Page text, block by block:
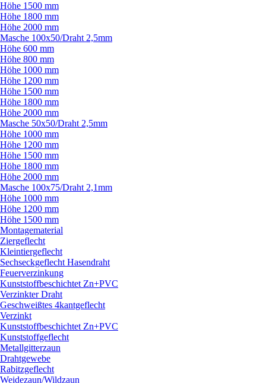
Höhe 1500 mm
Höhe 1800 mm
Höhe 2000 mm
Masche 100x50/Draht 2,5mm
Höhe 600 mm
Höhe 800 mm
Höhe 1000 mm
Höhe 1200 mm
Höhe 1500 mm
Höhe 1800 mm
Höhe 2000 mm
Masche 50x50/Draht 2,5mm
Höhe 1000 mm
Höhe 1200 mm
Höhe 1500 mm
Höhe 1800 mm
Höhe 2000 mm
Masche 100x75/Draht 2,1mm
Höhe 1000 mm
Höhe 1200 mm
Höhe 1500 mm
Montagematerial
Ziergeflecht
Kleintiergeflecht
Sechseckgeflecht Hasendraht
Feuerverzinkung
Kunststoffbeschichtet Zn+PVC
Verzinkter Draht
Geschweißtes 4kantgeflecht
Verzinkt
Kunststoffbeschichtet Zn+PVC
Kunststoffgeflecht
Metallgitterzaun
Drahtgewebe
Rabitzgeflecht
Weidezaun/Wildzaun